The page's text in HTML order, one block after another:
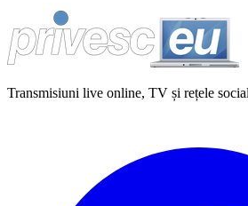
Transmisiuni live online, TV și rețele